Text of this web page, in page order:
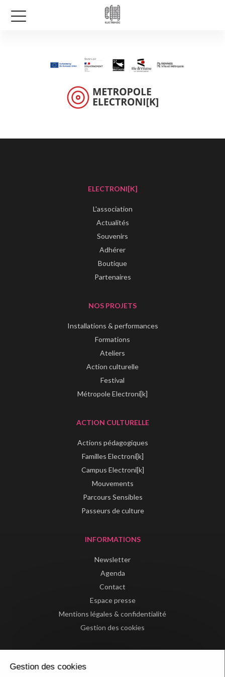
ELECTRONI[K]
L'association
Actualités
Souvenirs
Adhérer
Boutique
Partenaires
NOS PROJETS
Installations & performances
Formations
Ateliers
Action culturelle
Festival
Métropole Electroni[k]
ACTION CULTURELLE
Actions pédagogiques
Familles Electroni[k]
Campus Electroni[k]
Mouvements
Parcours Sensibles
Passeurs de culture
INFORMATIONS
Newsletter
Agenda
Contact
Espace presse
Mentions légales & confidentialité
Gestion des cookies
Gestion des cookies